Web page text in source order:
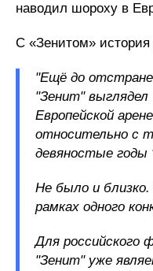
наводил шороху в
С «Зенитом» история
"Ещё до
"Зенит" выглядел
Европейской
относительно с
девяностые годы
Не было и
рамках одного
Для российского
"Зенит" уже